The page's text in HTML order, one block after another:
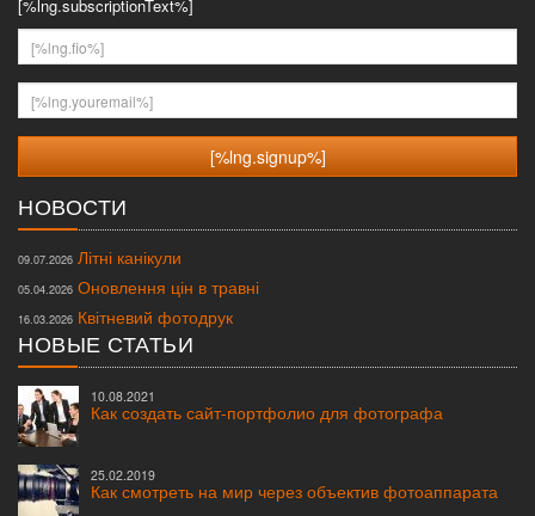
[%lng.subscriptionText%]
[%lng.fio%]
[%lng.youremail%]
НОВОСТИ
09.07.2026 Літні канікули
05.04.2026 Оновлення цін в травні
16.03.2026 Квітневий фотодрук
НОВЫЕ СТАТЬИ
10.08.2021
Как создать сайт-портфолио для фотографа
25.02.2019
Как смотреть на мир через объектив фотоаппарата